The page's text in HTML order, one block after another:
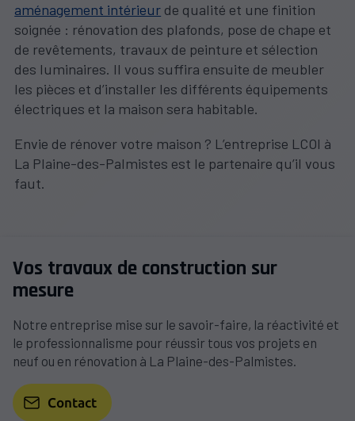
aménagement intérieur de qualité et une finition
soignée : rénovation des plafonds, pose de chape et
de revêtements, travaux de peinture et sélection
des luminaires. Il vous suffira ensuite de meubler
les pièces et d’installer les différents équipements
électriques et la maison sera habitable.
Envie de rénover votre maison ? L’entreprise LCOI à
La Plaine-des-Palmistes est le partenaire qu’il vous
faut.
Vos travaux de construction sur
mesure
Notre entreprise mise sur le savoir-faire, la réactivité et
le professionnalisme pour réussir tous vos projets en
neuf ou en rénovation à La Plaine-des-Palmistes.
Contact